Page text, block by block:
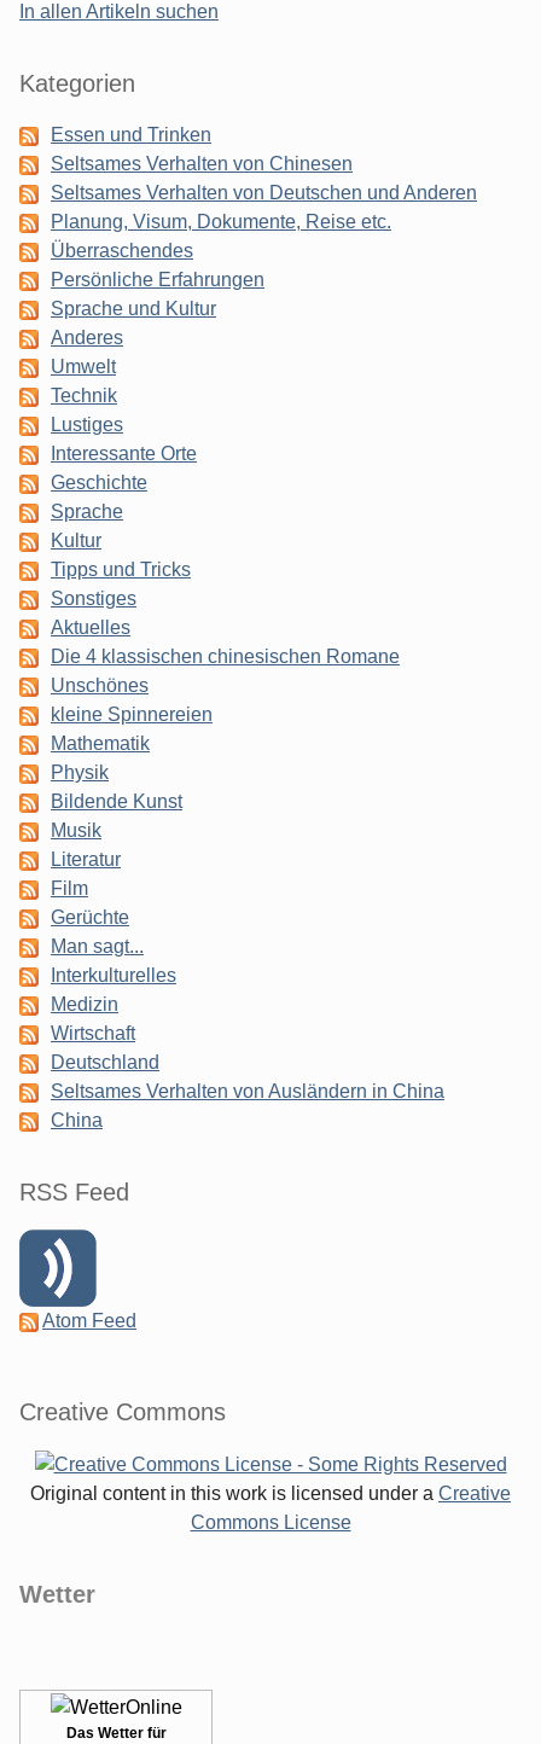
In allen Artikeln suchen
Kategorien
Essen und Trinken
Seltsames Verhalten von Chinesen
Seltsames Verhalten von Deutschen und Anderen
Planung, Visum, Dokumente, Reise etc.
Überraschendes
Persönliche Erfahrungen
Sprache und Kultur
Anderes
Umwelt
Technik
Lustiges
Interessante Orte
Geschichte
Sprache
Kultur
Tipps und Tricks
Sonstiges
Aktuelles
Die 4 klassischen chinesischen Romane
Unschönes
kleine Spinnereien
Mathematik
Physik
Bildende Kunst
Musik
Literatur
Film
Gerüchte
Man sagt...
Interkulturelles
Medizin
Wirtschaft
Deutschland
Seltsames Verhalten von Ausländern in China
China
RSS Feed
Atom Feed
Creative Commons
Original content in this work is licensed under a Creative
Commons License
Wetter
Das Wetter für